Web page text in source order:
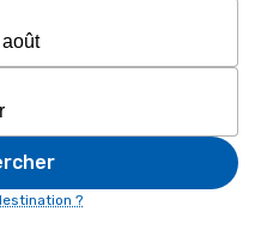
?